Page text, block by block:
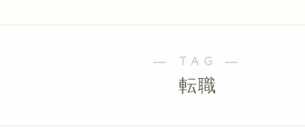
― TAG ―
転職